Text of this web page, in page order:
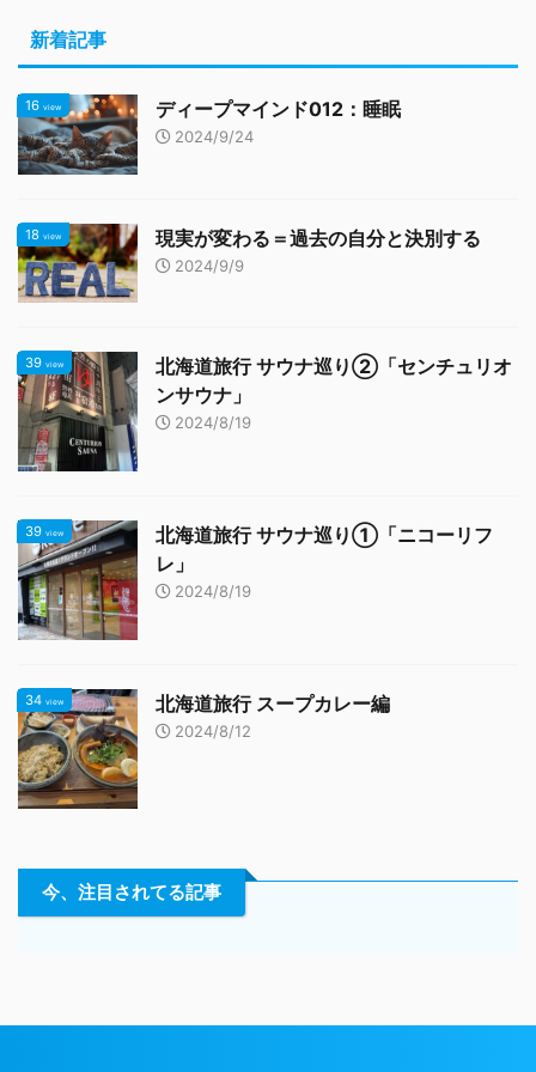
新着記事
16 view ディープマインド012：睡眠
2024/9/24
18 view 現実が変わる＝過去の自分と決別する
2024/9/9
39 view
北海道旅行 サウナ巡り②「センチュリオ
ンサウナ」
2024/8/19
39 view
北海道旅行 サウナ巡り①「ニコーリフ
レ」
2024/8/19
34 view 北海道旅行 スープカレー編
2024/8/12
今、注目されてる記事